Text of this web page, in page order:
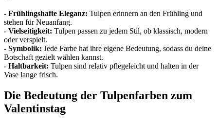
- Frühlingshafte Eleganz: Tulpen erinnern an den Frühling und
stehen für Neuanfang.
- Vielseitigkeit: Tulpen passen zu jedem Stil, ob klassisch, modern
oder verspielt.
- Symbolik: Jede Farbe hat ihre eigene Bedeutung, sodass du deine
Botschaft gezielt wählen kannst.
- Haltbarkeit: Tulpen sind relativ pflegeleicht und halten in der
Vase lange frisch.
Die Bedeutung der Tulpenfarben zum
Valentinstag